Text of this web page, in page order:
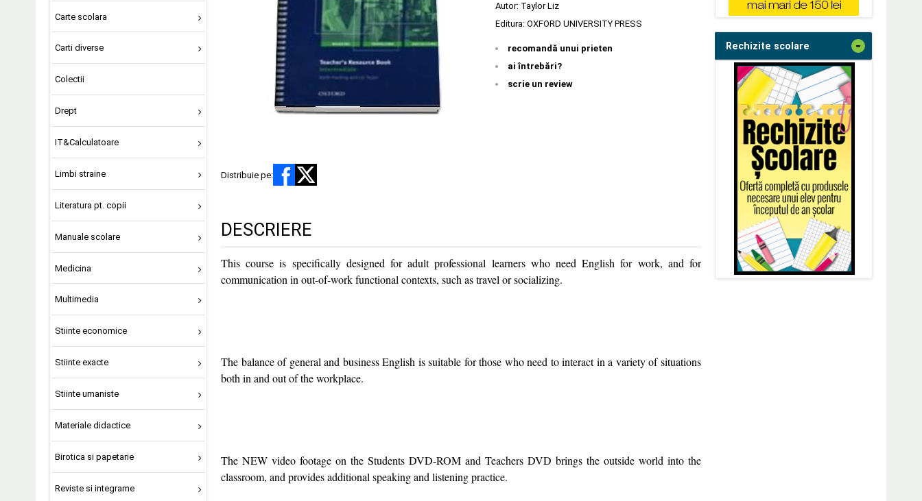
Carte scolara
Carti diverse
Colectii
Drept
IT&Calculatoare
Limbi straine
Literatura pt. copii
Manuale scolare
Medicina
Multimedia
Stiinte economice
Stiinte exacte
Stiinte umaniste
Materiale didactice
Birotica si papetarie
Reviste si integrame
Autor: Taylor Liz
Editura: OXFORD UNIVERSITY PRESS
recomandă unui prieten
ai întrebări?
scrie un review
Distribuie pe:
DESCRIERE
This course is specifically designed for adult professional learners who need English for work, and for
communication in out-of-work functional contexts, such as travel or socializing.
The balance of general and business English is suitable for those who need to interact in a variety of situations
both in and out of the workplace.
The NEW video footage on the Students DVD-ROM and Teachers DVD brings the outside world into the
classroom, and provides additional speaking and listening practice.
Rechizite scolare -